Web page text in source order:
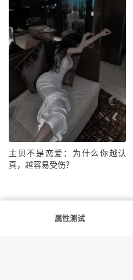
主贝不是恋爱：为什么你越认
真，越容易受伤？
属性测试